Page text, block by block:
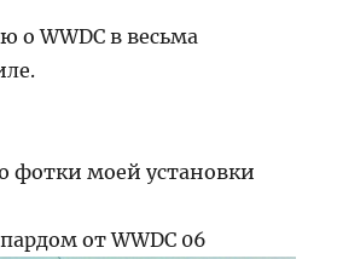
о WWDC в весьма
фотки моей установки
от WWDC 06